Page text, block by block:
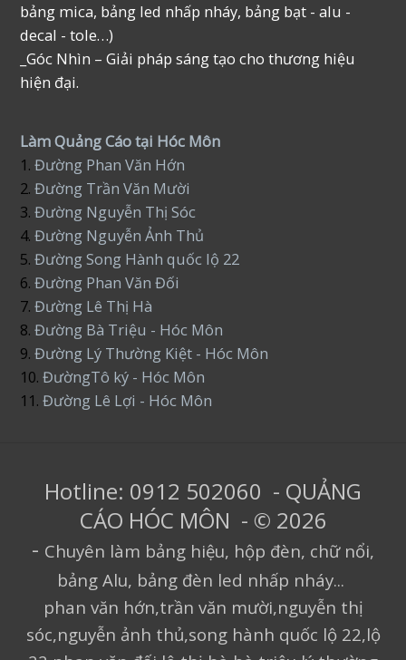
bảng mica, bảng led nhấp nháy, bảng bạt - alu -
decal - tole…)
_Góc Nhìn – Giải pháp sáng tạo cho thương hiệu
hiện đại.
Làm Quảng Cáo tại Hóc Môn
1.Đường Phan Văn Hớn
2.Đường Trần Văn Mười
3.Đường Nguyễn Thị Sóc
4. Đường Nguyễn Ảnh Thủ
5.Đường Song Hành quốc lộ 22
6.Đường Phan Văn Đối
7. Đường Lê Thị Hà
8.Đường Bà Triệu - Hóc Môn
9.Đường Lý Thường Kiệt - Hóc Môn
10.ĐườngTô ký - Hóc Môn
11.Đường Lê Lợi - Hóc Môn
Hotline: 0912 502060 - QUẢNG
CÁO HÓC MÔN - © 2026
- Chuyên làm bảng hiệu, hộp đèn, chữ nổi,
bảng Alu, bảng đèn led nhấp nháy...
phan văn hớn,trần văn mười,nguyễn thị
sóc,nguyễn ảnh thủ,song hành quốc lộ 22,lộ